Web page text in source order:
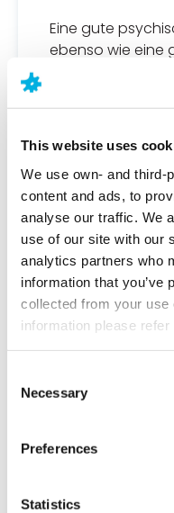
This website uses
We use own- and third-
content and ads, to
analyse our traffic. We
use of our site with our
analytics partners who
information that you’ve
collected from your
information please refer
Selection
Necessary
Preferences
Statistics
Eine gute
ebenso wie eine
Gesundheit, ein
des Lebens.
Wohlbefinden
uns wenden
kurz gekommen.